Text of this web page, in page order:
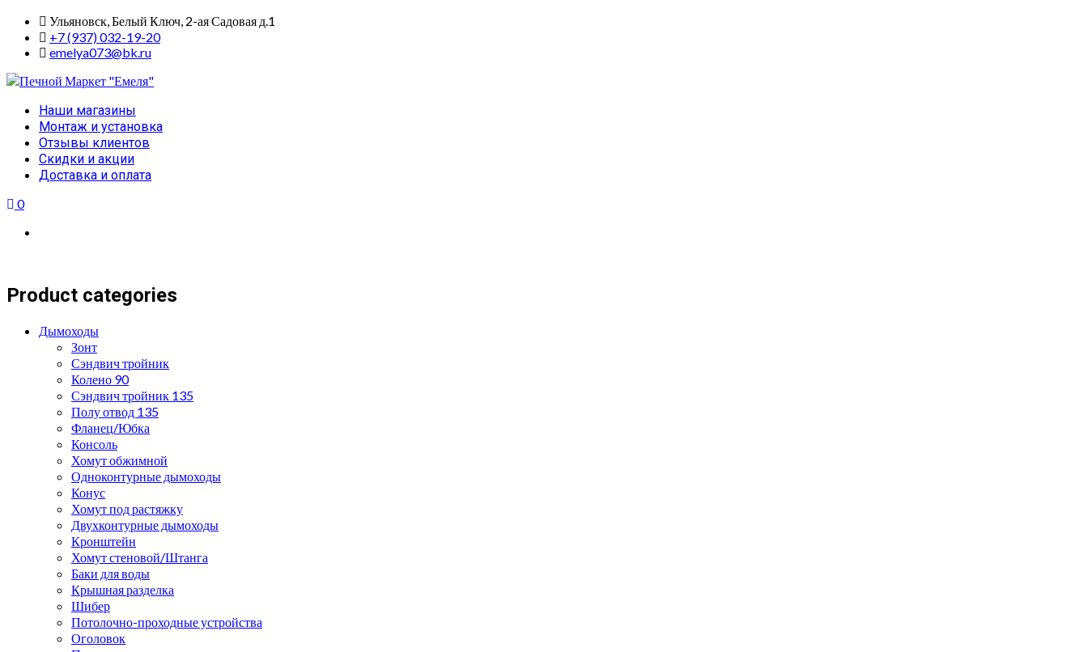
Skip
content
Ульяновск, Белый Ключ, 2-ая Садовая д.1
+7 (937) 032-19-20
emelya073@bk.ru
Primary
Menu
Наши магазины
Монтаж и установка
Отзывы клиентов
Скидки и акции
Доставка и оплата
0
Product categories
Дымоходы
Зонт
Сэндвич тройник
Колено 90
Сэндвич тройник 135
Полу отвод 135
Фланец/Юбка
Консоль
Хомут обжимной
Одноконтурные дымоходы
Конус
Хомут под растяжку
Двухконтурные дымоходы
Кронштейн
Хомут стеновой/Штанга
Баки для воды
Крышная разделка
Шибер
Потолочно-проходные устройства
Оголовок